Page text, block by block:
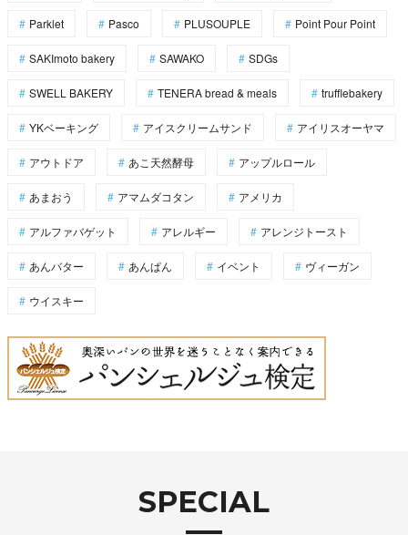
Parklet Pasco PLUSOUPLE Point Pour Point
SAKImoto bakery SAWAKO SDGs
SWELL BAKERY TENERA bread & meals trufflebakery
YKベーキング アイスクリームサンド アイリスオーヤマ
アウトドア あこ天然酵母 アップルロール
あまおう アマムダコタン アメリカ
アルファバゲット アレルギー アレンジトースト
あんバター あんぱん イベント ヴィーガン
ウイスキー
SPECIAL